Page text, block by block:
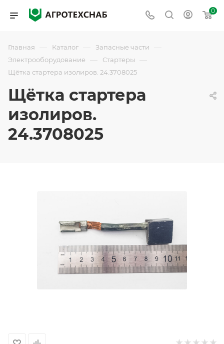
0
Главная — Каталог — Запасные части —
Электрооборудование — Стартеры —
Щётка стартера изолиров. 24.3708025
Щётка стартера
изолиров.
24.3708025